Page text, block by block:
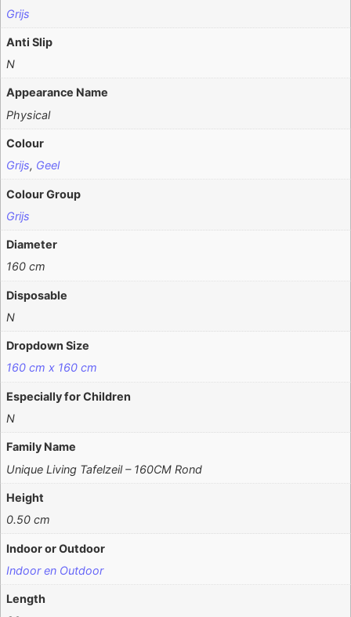
Grijs
Anti Slip
N
Appearance Name
Physical
Colour
Grijs, Geel
Colour Group
Grijs
Diameter
160 cm
Disposable
N
Dropdown Size
160 cm x 160 cm
Especially for Children
N
Family Name
Unique Living Tafelzeil – 160CM Rond
Height
0.50 cm
Indoor or Outdoor
Indoor en Outdoor
Length